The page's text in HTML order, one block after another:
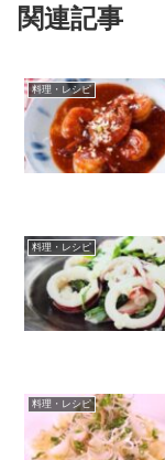
関連記事
料理・レシピ
料理・レシピ
料理・レシピ